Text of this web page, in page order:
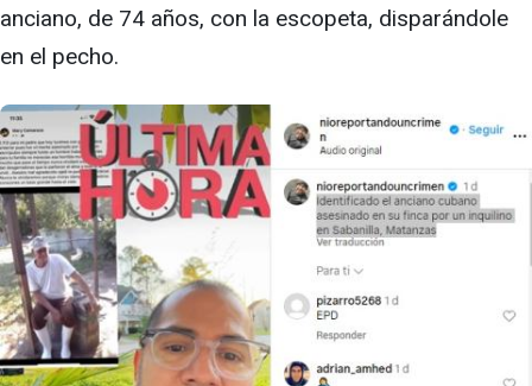
anciano, de 74 años, con la escopeta, disparándole
en el pecho.